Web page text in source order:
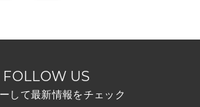
FOLLOW US
して最新情報をチェック